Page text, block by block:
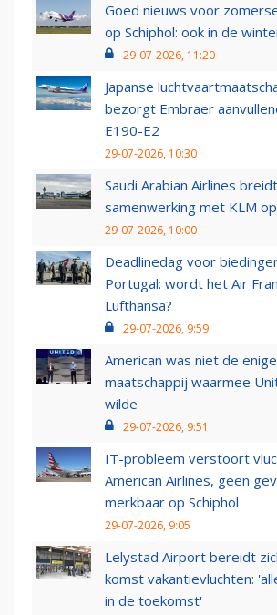
Goed nieuws voor
op Schiphol: ook in de
29-07-2026, 11:20
Japanse
bezorgt Embraer
E190-E2
29-07-2026, 10:30
Saudi Arabian Airlines breidt
samenwerking met KLM
29-07-2026, 10:00
Deadlinedag voor
Portugal: wordt het Air
Lufthansa?
29-07-2026, 9:59
American was niet de
maatschappij waarmee
wilde
29-07-2026, 9:51
IT-probleem verstoort
American Airlines, geen
merkbaar op Schiphol
29-07-2026, 9:05
Lelystad Airport bereidt
komst vakantievluchten:
in de toekomst'